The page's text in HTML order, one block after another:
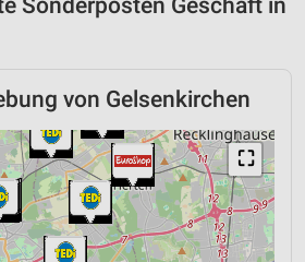
von Gelsenkirchen
⛶